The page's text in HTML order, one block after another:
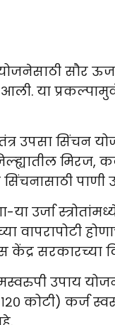
सौर ऊर्जा
या
उपसा
सिंचनासाठी
उर्जा
सरकारच्या
उपाय
कोटी) कर्ज